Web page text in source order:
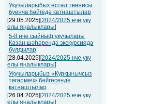
Укучыларыбыз өстәл теннисы
буенча бәйгедә катнаштылар
[29.05.2025][2024/2025 нче уку
елы яңалыклары]
5-8 нче сыйныф укучылары
Казан шәһәрендә экскурсиядә
булдылар
[28.04.2025][2024/2025 нче уку
елы яңалыклары]
Укучыларыбыз «Куркынычсыз
тәгәрмәч» бәйгесендә
катнаштылар
[26.04.2025][2024/2025 нче уку
елы яңалыклары]